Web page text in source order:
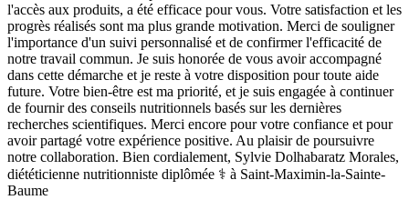
l'accès aux produits, a été efficace pour vous. Votre satisfaction et les
progrès réalisés sont ma plus grande motivation. Merci de souligner
l'importance d'un suivi personnalisé et de confirmer l'efficacité de
notre travail commun. Je suis honorée de vous avoir accompagné
dans cette démarche et je reste à votre disposition pour toute aide
future. Votre bien-être est ma priorité, et je suis engagée à continuer
de fournir des conseils nutritionnels basés sur les dernières
recherches scientifiques. Merci encore pour votre confiance et pour
avoir partagé votre expérience positive. Au plaisir de poursuivre
notre collaboration. Bien cordialement, Sylvie Dolhabaratz Morales,
diététicienne nutritionniste diplômée ‍⚕️ à Saint-Maximin-la-Sainte-
Baume